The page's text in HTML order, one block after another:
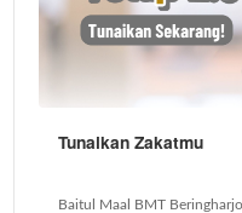
Tunaikan Zakatmu
Baitul Maal BMT Beringharjo